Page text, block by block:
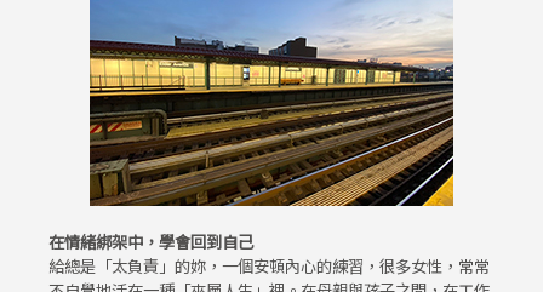
在情緒綁架中，學會回到自己
給總是「太負責」的妳，一個安頓內心的練習，很多女性，常常